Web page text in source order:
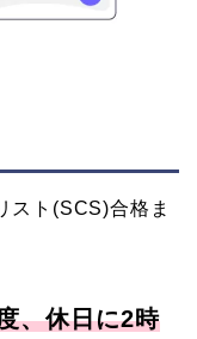
スト(SCS)合格ま
、休日に2時